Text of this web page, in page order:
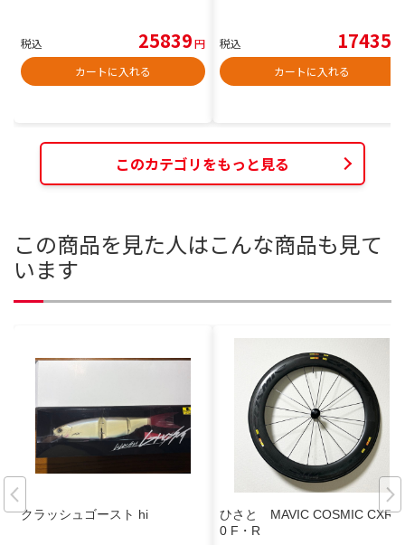
税込 25839円
カートに入れる
税込 17435
カートに入れる
このカテゴリをもっと見る
この商品を見た人はこんな商品も見て
います
クラッシュゴースト hi
ひさと MAVIC COSMIC CXR 6
0 F・R